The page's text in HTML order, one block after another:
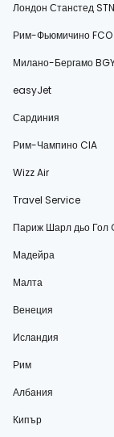
Лондон Станстед STN
Рим-Фьюмичино FCO
Милано-Бергамо
easyJet
Сардиния
Рим-Чампино CIA
Wizz Air
Travel Service
Париж Шарл дьо Гол
Мадейра
Малта
Венеция
Исландия
Рим
Албания
Кипър